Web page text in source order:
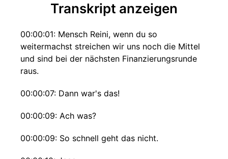
Transkript anzeigen
00:00:01: Mensch Reini, wenn du so
weitermachst streichen wir uns noch die Mittel
und sind bei der nächsten Finanzierungsrunde
raus.
00:00:07: Dann war's das!
00:00:09: Ach was?
00:00:09: So schnell geht das nicht.